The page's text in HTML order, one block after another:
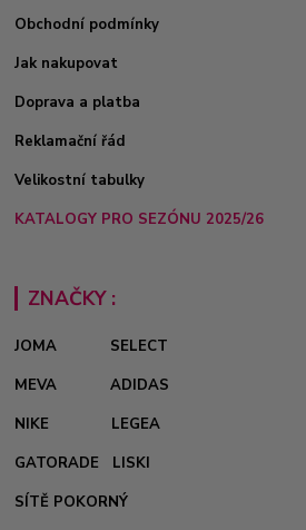
Obchodní podmínky
Jak nakupovat
Doprava a platba
Reklamační řád
Velikostní tabulky
KATALOGY PRO SEZÓNU 2025/26
ZNAČKY :
JOMA
SELECT
MEVA
ADIDAS
NIKE
LEGEA
GATORADE
LISKI
SÍTĚ POKORNÝ